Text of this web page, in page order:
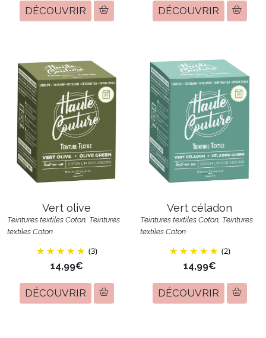
DÉCOUVRIR DÉCOUVRIR
Vert olive
Teintures textiles Coton, Teintures
textiles Coton
(3)
14,99€
DÉCOUVRIR
Vert céladon
Teintures textiles Coton, Teintures
textiles Coton
(2)
14,99€
DÉCOUVRIR